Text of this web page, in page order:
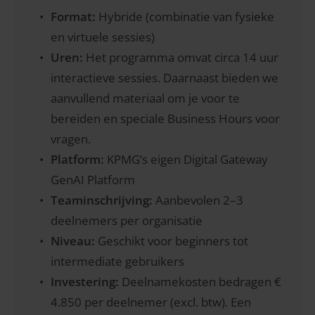
Format: Hybride (combinatie van fysieke
en virtuele sessies)
Uren: Het programma omvat circa 14 uur
interactieve sessies. Daarnaast bieden we
aanvullend materiaal om je voor te
bereiden en speciale Business Hours voor
vragen.
Platform: KPMG’s eigen Digital Gateway
GenAI Platform
Teaminschrijving: Aanbevolen 2–3
deelnemers per organisatie
Niveau: Geschikt voor beginners tot
intermediate gebruikers
Investering: Deelnamekosten bedragen €
4.850 per deelnemer (excl. btw). Een